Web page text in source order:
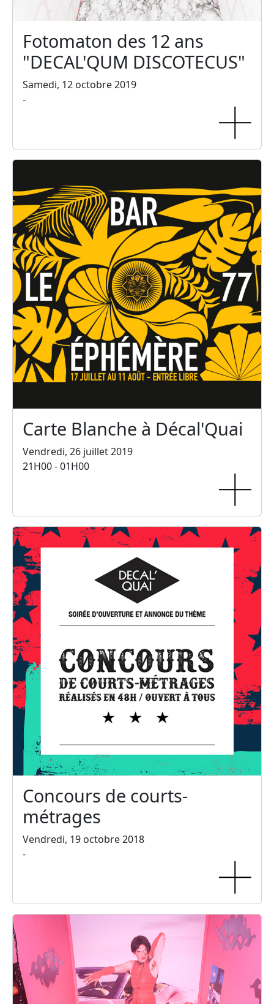
Fotomaton des 12 ans
"DECAL'QUM DISCOTECUS"
Samedi, 12 octobre 2019
-
Carte Blanche à Décal'Quai
Vendredi, 26 juillet 2019
21H00 - 01H00
Concours de courts-
métrages
Vendredi, 19 octobre 2018
-